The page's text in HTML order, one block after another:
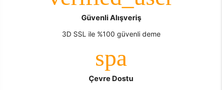
Güvenli Alışveriş
3D SSL ile %100 güvenli deme
Çevre Dostu